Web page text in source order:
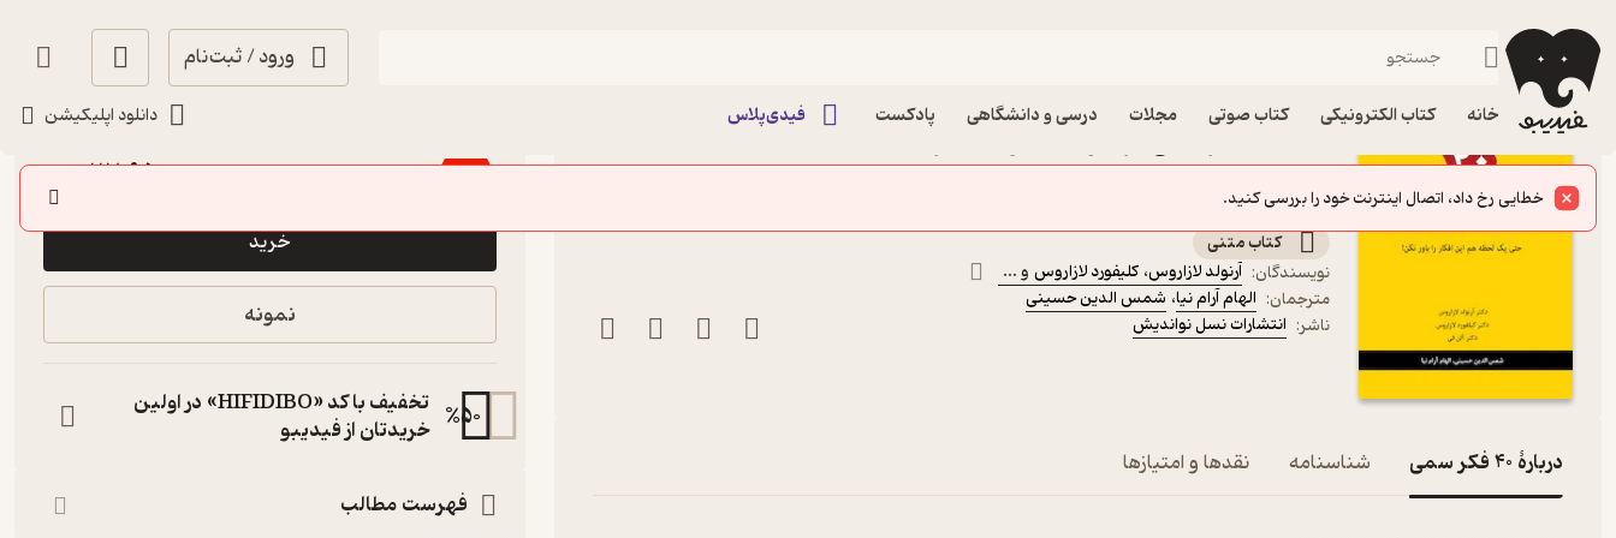
ورود / ثبت‌نام
خانه کتاب الکترونیکی کتاب صوتی مجلات درسی و دانشگاهی پادکست فیدی‌پلاس دانلود اپلیکیشن
فیدیبو کتاب الکترونیکی
نسل نواندیش
حتی یک لحظه هم این افکار را باور نکن!
کتاب متنی
نویسندگان: آرنولد لازاروس، کلیفورد لازاروس و ...
مترجمان: الهام آرام نیا، شمس الدین حسینی
ناشر: انتشارات نسل نواندیش
دربارۀ 40 فکر سمی شناسنامه نقدها و امتیازها
٪50
235,900
117,950تومان
خرید
نمونه
%50
تخفیف با کد «HIFIDIBO» در اولین
خریدتان از فیدیبو
فهرست مطالب